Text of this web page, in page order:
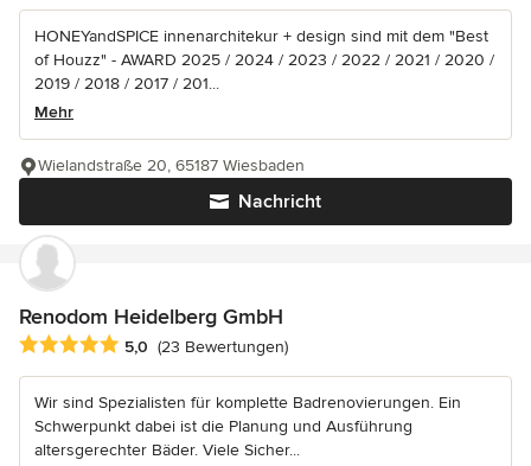
HONEYandSPICE innenarchitekur + design sind mit dem "Best
of Houzz" - AWARD 2025 / 2024 / 2023 / 2022 / 2021 / 2020 /
2019 / 2018 / 2017 / 201...
Mehr
Nachricht
Wielandstraße 20, 65187 Wiesbaden
Renodom Heidelberg GmbH
Durchschnittliche Bewertung: 5 von 5 Sternen
5,0 (23 Bewertungen)
Wir sind Spezialisten für komplette Badrenovierungen. Ein
Schwerpunkt dabei ist die Planung und Ausführung
altersgerechter Bäder. Viele Sicher...